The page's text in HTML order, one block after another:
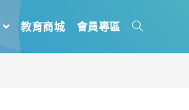
教育商城 會員專區